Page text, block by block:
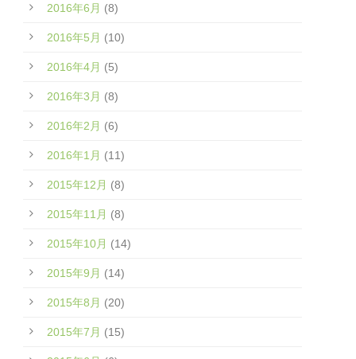
2016年6月 (8)
2016年5月 (10)
2016年4月 (5)
2016年3月 (8)
2016年2月 (6)
2016年1月 (11)
2015年12月 (8)
2015年11月 (8)
2015年10月 (14)
2015年9月 (14)
2015年8月 (20)
2015年7月 (15)